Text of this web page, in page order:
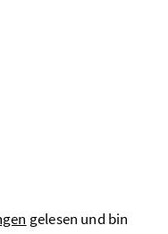
gelesen und bin